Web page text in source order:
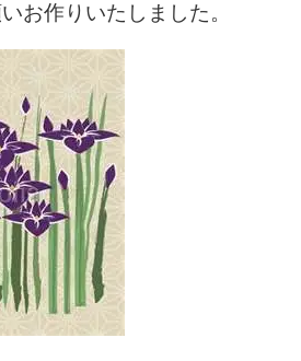
お作りいたしました。